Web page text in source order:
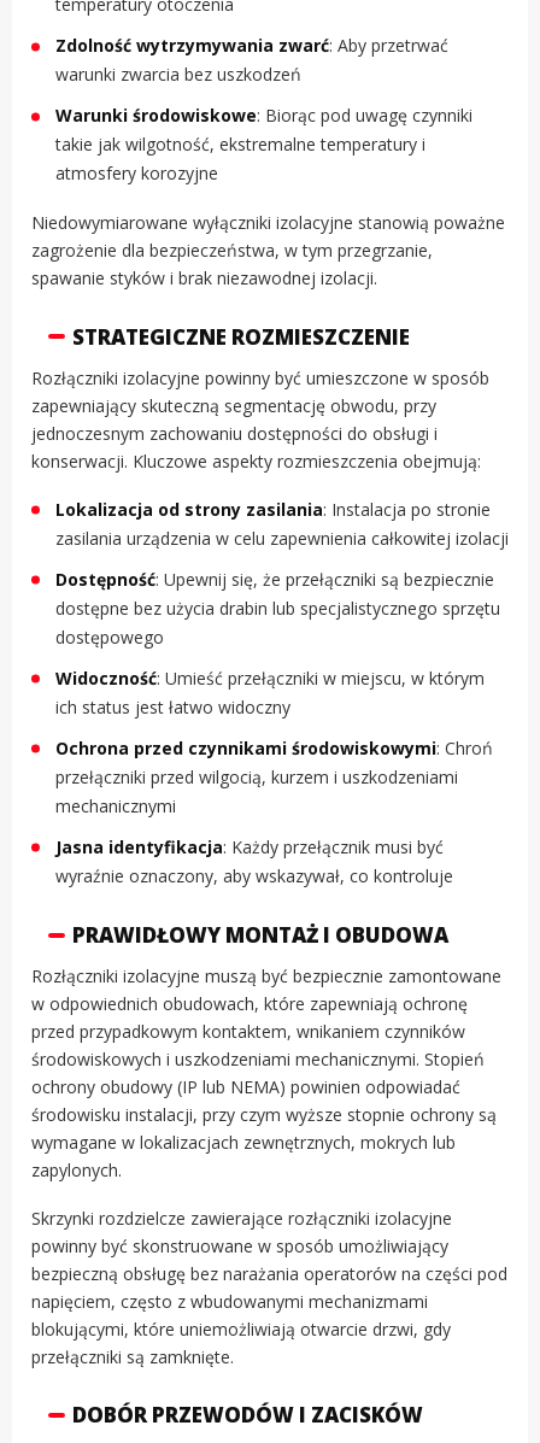
temperatury otoczenia
Zdolność wytrzymywania zwarć: Aby przetrwać
warunki zwarcia bez uszkodzeń
Warunki środowiskowe: Biorąc pod uwagę czynniki
takie jak wilgotność, ekstremalne temperatury i
atmosfery korozyjne
Niedowymiarowane wyłączniki izolacyjne stanowią poważne
zagrożenie dla bezpieczeństwa, w tym przegrzanie,
spawanie styków i brak niezawodnej izolacji.
STRATEGICZNE ROZMIESZCZENIE
Rozłączniki izolacyjne powinny być umieszczone w sposób
zapewniający skuteczną segmentację obwodu, przy
jednoczesnym zachowaniu dostępności do obsługi i
konserwacji. Kluczowe aspekty rozmieszczenia obejmują:
Lokalizacja od strony zasilania: Instalacja po stronie
zasilania urządzenia w celu zapewnienia całkowitej izolacji
Dostępność: Upewnij się, że przełączniki są bezpiecznie
dostępne bez użycia drabin lub specjalistycznego sprzętu
dostępowego
Widoczność: Umieść przełączniki w miejscu, w którym
ich status jest łatwo widoczny
Ochrona przed czynnikami środowiskowymi: Chroń
przełączniki przed wilgocią, kurzem i uszkodzeniami
mechanicznymi
Jasna identyfikacja: Każdy przełącznik musi być
wyraźnie oznaczony, aby wskazywał, co kontroluje
PRAWIDŁOWY MONTAŻ I OBUDOWA
Rozłączniki izolacyjne muszą być bezpiecznie zamontowane
w odpowiednich obudowach, które zapewniają ochronę
przed przypadkowym kontaktem, wnikaniem czynników
środowiskowych i uszkodzeniami mechanicznymi. Stopień
ochrony obudowy (IP lub NEMA) powinien odpowiadać
środowisku instalacji, przy czym wyższe stopnie ochrony są
wymagane w lokalizacjach zewnętrznych, mokrych lub
zapylonych.
Skrzynki rozdzielcze zawierające rozłączniki izolacyjne
powinny być skonstruowane w sposób umożliwiający
bezpieczną obsługę bez narażania operatorów na części pod
napięciem, często z wbudowanymi mechanizmami
blokującymi, które uniemożliwiają otwarcie drzwi, gdy
przełączniki są zamknięte.
DOBÓR PRZEWODÓW I ZACISKÓW